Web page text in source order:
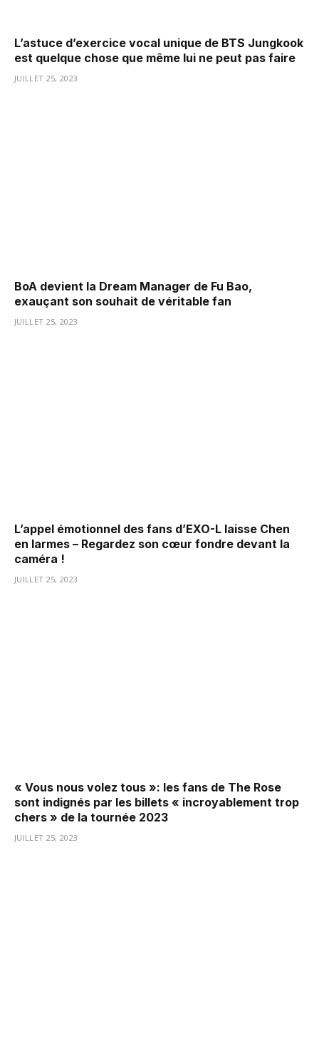
L’astuce d’exercice vocal unique de BTS Jungkook
est quelque chose que même lui ne peut pas faire
JUILLET 25, 2023
BoA devient la Dream Manager de Fu Bao,
exauçant son souhait de véritable fan
JUILLET 25, 2023
L’appel émotionnel des fans d’EXO-L laisse Chen
en larmes – Regardez son cœur fondre devant la
caméra !
JUILLET 25, 2023
« Vous nous volez tous »: les fans de The Rose
sont indignés par les billets « incroyablement trop
chers » de la tournée 2023
JUILLET 25, 2023